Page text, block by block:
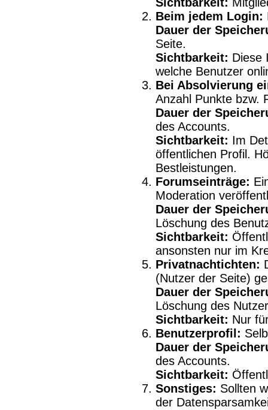
Beim jedem Login:
Dauer der
Seite.
Sichtbarkeit: Diese
welche Benutzer
Bei Absolvierung
Anzahl Punkte bzw.
Dauer der
des Accounts.
Sichtbarkeit: Im
öffentlichen Profil.
Bestleistungen.
Forumseinträge:
Moderation
Dauer der
Löschung des
Sichtbarkeit:
ansonsten nur im
Privatnachtichten:
(Nutzer der Seite)
Dauer der
Löschung des
Sichtbarkeit: Nur
Benutzerprofil:
Dauer der
des Accounts.
Sichtbarkeit:
Sonstiges: Sollten
der